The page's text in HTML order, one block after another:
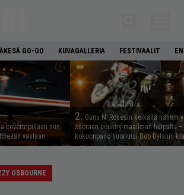
GO-GO KUVAGALLERIA FESTIVAALIT
covertripillään niin
vastaan
2. Guns N’ Rosesin keikalla nähtiin
suoraan country-maailman huipulta
kokoonpano suoriutui Bob Dylanin
OSBOURNE